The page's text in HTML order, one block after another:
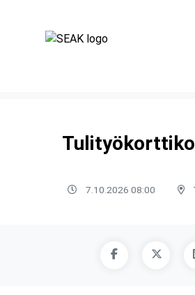
7.10.2026 08:00